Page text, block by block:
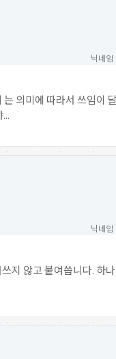
닉네
의미에 따라서 쓰임이
닉네
지 않고 붙여씁니다. 하